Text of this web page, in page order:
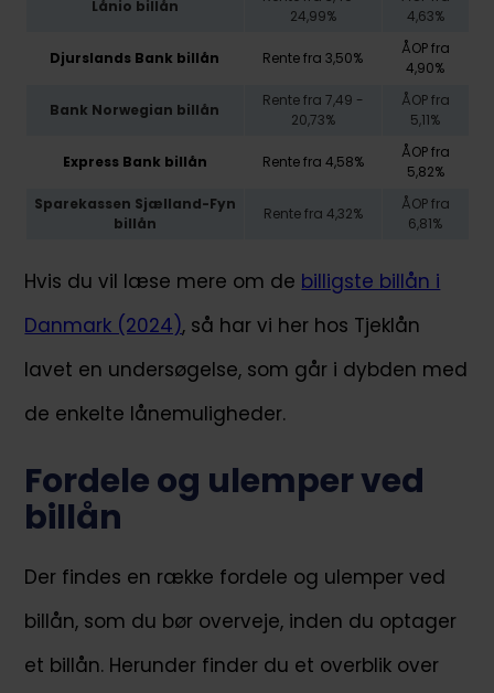
Lånio billån
24,99%
4,63%
Djurslands Bank billån Rente fra 3,50%
ÅOP fra
4,90%
Bank Norwegian billån
Rente fra 7,49 -
20,73%
ÅOP fra
5,11%
Express Bank billån Rente fra 4,58%
ÅOP fra
5,82%
Sparekassen Sjælland-Fyn
billån
Rente fra 4,32%
ÅOP fra
6,81%
Hvis du vil læse mere om de billigste billån i
Danmark (2024), så har vi her hos Tjeklån
lavet en undersøgelse, som går i dybden med
de enkelte lånemuligheder.
Fordele og ulemper ved
billån
Der findes en række fordele og ulemper ved
billån, som du bør overveje, inden du optager
et billån. Herunder finder du et overblik over